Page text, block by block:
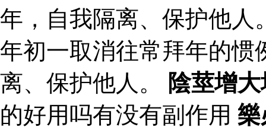
年，自我隔离、保护他人
年初一取消往常拜年的惯
离、保护他人。
陰莖增
的好用吗有没有副作用